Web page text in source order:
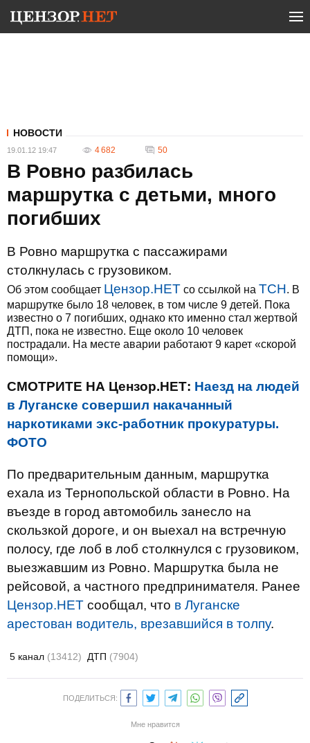
НОВОСТИ
19.01.12 19:47 4 682 50
В Ровно разбилась
маршрутка с детьми, много
погибших
В Ровно маршрутка с пассажирами
столкнулась с грузовиком.
Об этом сообщает Цензор.НЕТ со ссылкой на ТСН. В
маршрутке было 18 человек, в том числе 9 детей. Пока
известно о 7 погибших, однако кто именно стал жертвой
ДТП, пока не известно. Еще около 10 человек
пострадали. На месте аварии работают 9 карет «скорой
помощи».
СМОТРИТЕ НА Цензор.НЕТ: Наезд на людей
в Луганске совершил накачанный
наркотиками экс-работник прокуратуры.
ФОТО
По предварительным данным, маршрутка
ехала из Тернопольской области в Ровно. На
въезде в город автомобиль занесло на
скользкой дороге, и он выехал на встречную
полосу, где лоб в лоб столкнулся с грузовиком,
выезжавшим из Ровно. Маршрутка была не
рейсовой, а частного предпринимателя. Ранее
Цензор.НЕТ сообщал, что в Луганске
арестован водитель, врезавшийся в толпу.
5 канал (13412) ДТП (7904)
ПОДЕЛИТЬСЯ:
Мне нравится